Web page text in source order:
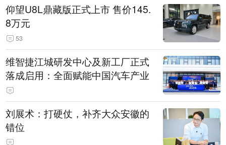
仰望U8L鼎藏版正式上市 售价145.
8万元
53
维智捷江城研发中心及新工厂正式
落成启用：全面赋能中国汽车产业
刘展术：打硬仗，补齐大众安徽的
错位